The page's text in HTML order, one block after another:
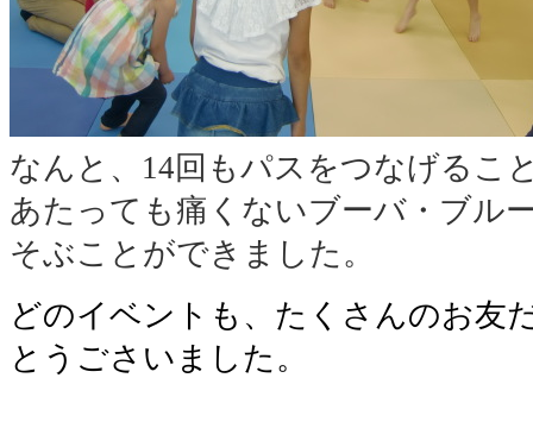
なんと、14回もパスをつなげるこ
あたっても痛くないブーバ・ブル
そぶことができました。
どのイベントも、たくさんのお友
とうごさいました。